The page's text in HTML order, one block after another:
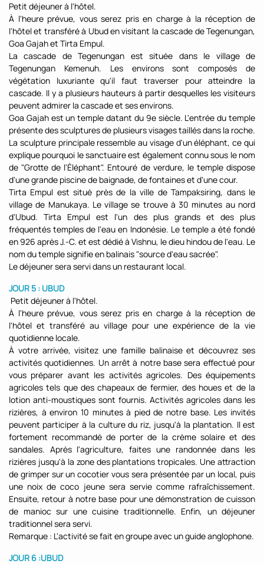
Petit déjeuner à l'hôtel.
À l'heure prévue, vous serez pris en charge à la réception de
l'hôtel et transféré à Ubud en visitant la cascade de Tegenungan,
Goa Gajah et Tirta Empul.
La cascade de Tegenungan est située dans le village de
Tegenungan Kemenuh. Les environs sont composés de
végétation luxuriante qu'il faut traverser pour atteindre la
cascade. Il y a plusieurs hauteurs à partir desquelles les visiteurs
peuvent admirer la cascade et ses environs.
Goa Gajah est un temple datant du 9e siècle. L'entrée du temple
présente des sculptures de plusieurs visages taillés dans la roche.
La sculpture principale ressemble au visage d'un éléphant, ce qui
explique pourquoi le sanctuaire est également connu sous le nom
de "Grotte de l'Éléphant". Entouré de verdure, le temple dispose
d'une grande piscine de baignade, de fontaines et d'une cour.
Tirta Empul est situé près de la ville de Tampaksiring, dans le
village de Manukaya. Le village se trouve à 30 minutes au nord
d'Ubud. Tirta Empul est l'un des plus grands et des plus
fréquentés temples de l'eau en Indonésie. Le temple a été fondé
en 926 après J.-C. et est dédié à Vishnu, le dieu hindou de l'eau. Le
nom du temple signifie en balinais "source d'eau sacrée".
Le déjeuner sera servi dans un restaurant local.
JOUR 5 : UBUD
Petit déjeuner à l'hôtel.
À l'heure prévue, vous serez pris en charge à la réception de
l'hôtel et transféré au village pour une expérience de la vie
quotidienne locale.
À votre arrivée, visitez une famille balinaise et découvrez ses
activités quotidiennes. Un arrêt à notre base sera effectué pour
vous préparer avant les activités agricoles. Des équipements
agricoles tels que des chapeaux de fermier, des houes et de la
lotion anti-moustiques sont fournis. Activités agricoles dans les
rizières, à environ 10 minutes à pied de notre base. Les invités
peuvent participer à la culture du riz, jusqu'à la plantation. Il est
fortement recommandé de porter de la crème solaire et des
sandales. Après l'agriculture, faites une randonnée dans les
rizières jusqu'à la zone des plantations tropicales. Une attraction
de grimper sur un cocotier vous sera présentée par un local, puis
une noix de coco jeune sera servie comme rafraîchissement.
Ensuite, retour à notre base pour une démonstration de cuisson
de manioc sur une cuisine traditionnelle. Enfin, un déjeuner
traditionnel sera servi.
Remarque : L'activité se fait en groupe avec un guide anglophone.
JOUR 6 :UBUD